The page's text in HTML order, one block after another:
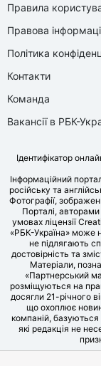
Правила
Правова
Політика
Контакти
Команда
Вакансії в РБК-
Ідентифікатор
Інформаційний
російську та
Фотографії,
Порталі,
умовах ліцензії
«РБК-Україна» може
не підлягають
достовірність та
Матеріали,
«Партнерський
розміщуються на
досягли 21-річного
що охоплює
компаній, базуються
які редакція не